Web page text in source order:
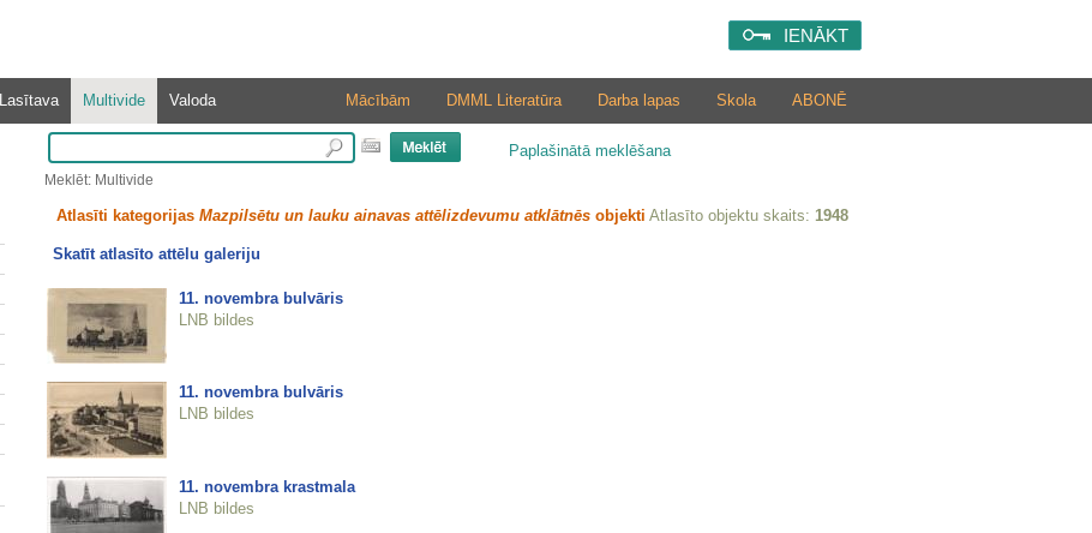
IENĀKT
Lasītava Multivide Valoda ABONĒ
Skola
Darba lapas
DMML Literatūra
Mācībām
Paplašinātā meklēšana
Meklēt: Multivide
Atlasīti kategorijas Mazpilsētu un lauku ainavas attēlizdevumu atklātnēsobjekti Atlasīto objektu skaits: 1948
Skatīt atlasīto attēlu galeriju
11. novembra bulvāris
LNB bildes
11. novembra bulvāris
LNB bildes
11. novembra krastmala
LNB bildes